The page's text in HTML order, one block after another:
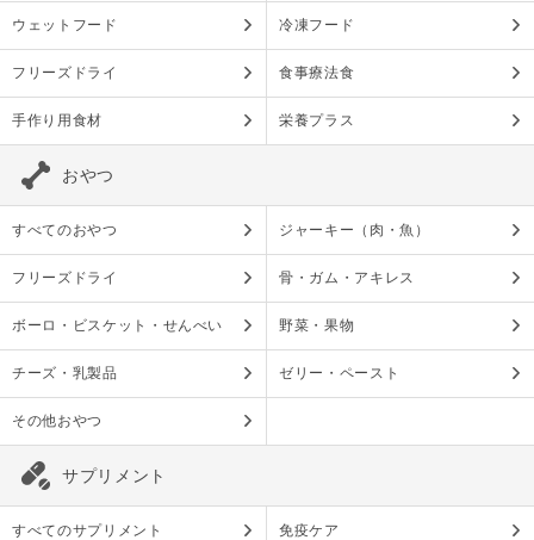
ウェットフード 冷凍フード
フリーズドライ 食事療法食
手作り用食材 栄養プラス
おやつ
すべてのおやつ ジャーキー（肉・魚）
フリーズドライ 骨・ガム・アキレス
ボーロ・ビスケット・せんべい 野菜・果物
チーズ・乳製品 ゼリー・ペースト
その他おやつ
サプリメント
すべてのサプリメント 免疫ケア